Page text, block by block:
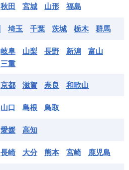
秋田 宮城 山形 福島
埼玉 千葉 茨城 栃木 群馬
岐阜 山梨 長野 新潟
富山
三重
京都 滋賀 奈良 和歌山
山口 島根 鳥取
愛媛 高知
長崎 大分 熊本 宮崎 鹿児島